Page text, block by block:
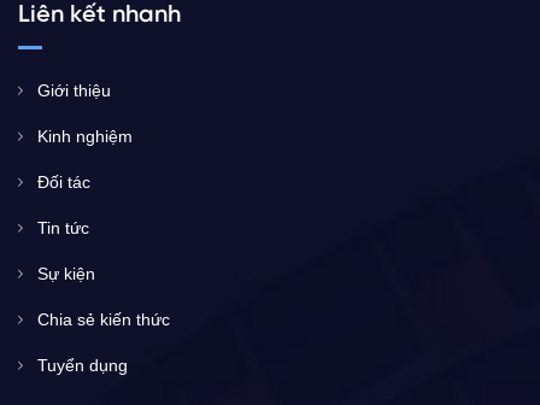
Liên kết nhanh
Giới thiệu
Kinh nghiệm
Đối tác
Tin tức
Sự kiện
Chia sẻ kiến thức
Tuyển dụng